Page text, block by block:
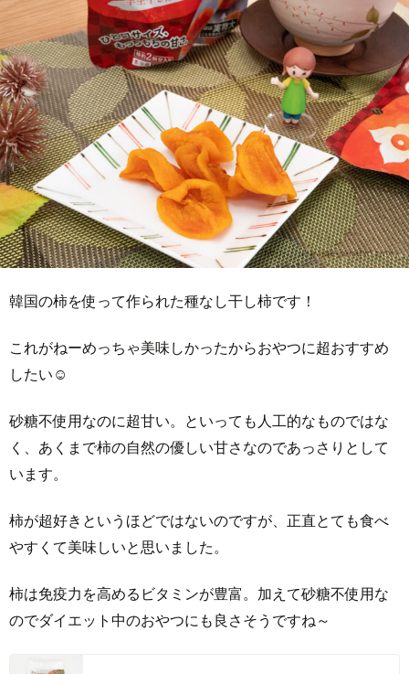
韓国の柿を使って作られた種なし干し柿です！
これがねーめっちゃ美味しかったからおやつに超おすすめ
したい☺
砂糖不使用なのに超甘い。といっても人工的なものではな
く、あくまで柿の自然の優しい甘さなのであっさりとして
います。
柿が超好きというほどではないのですが、正直とても食べ
やすくて美味しいと思いました。
柿は免疫力を高めるビタミンが豊富。加えて砂糖不使用な
のでダイエット中のおやつにも良さそうですね～